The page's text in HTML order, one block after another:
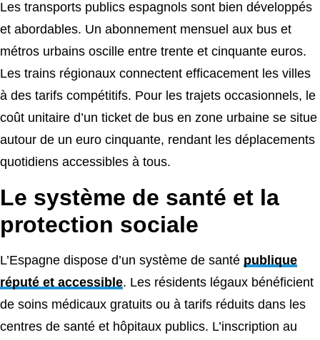
Les transports publics espagnols sont bien développés
et abordables. Un abonnement mensuel aux bus et
métros urbains oscille entre trente et cinquante euros.
Les trains régionaux connectent efficacement les villes
à des tarifs compétitifs. Pour les trajets occasionnels, le
coût unitaire d’un ticket de bus en zone urbaine se situe
autour de un euro cinquante, rendant les déplacements
quotidiens accessibles à tous.
Le système de santé et la
protection sociale
L’Espagne dispose d’un système de santé publique
réputé et accessible. Les résidents légaux bénéficient
de soins médicaux gratuits ou à tarifs réduits dans les
centres de santé et hôpitaux publics. L’inscription au